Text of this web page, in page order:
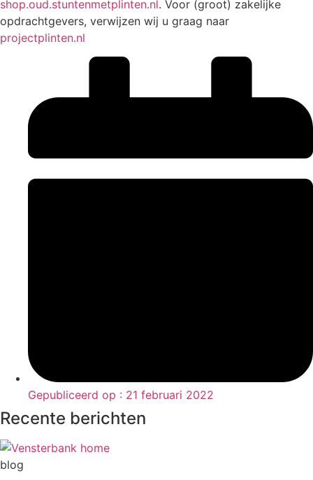
shop.oud.stuntenmetplinten.nl. Voor (groot) zakelijke
opdrachtgevers, verwijzen wij u graag naar
projectplinten.nl
Gepubliceerd op : 21 februari 2022
Recente berichten
blog